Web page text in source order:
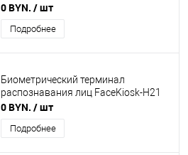
0 BYN. / шт
Подробнее
Биометрический терминал
распознавания лиц FaceKiosk-H21
0 BYN. / шт
Подробнее